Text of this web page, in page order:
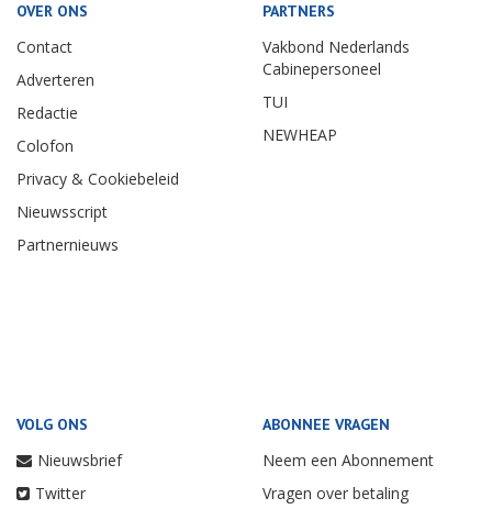
OVER ONS
Contact
Adverteren
Redactie
Colofon
Privacy & Cookiebeleid
Nieuwsscript
Partnernieuws
PARTNERS
Vakbond Nederlands
Cabinepersoneel
TUI
NEWHEAP
VOLG ONS
Nieuwsbrief
Twitter
ABONNEE VRAGEN
Neem een Abonnement
Vragen over betaling